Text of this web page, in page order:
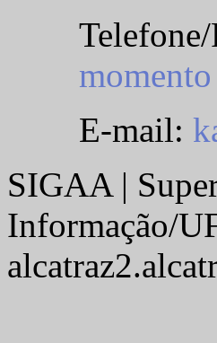
momento
E-mail:
SIGAA |
Informação/